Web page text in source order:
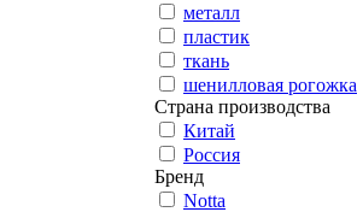
металл
пластик
ткань
шенилловая рогожка
Страна производства
Китай
Россия
Бренд
Notta